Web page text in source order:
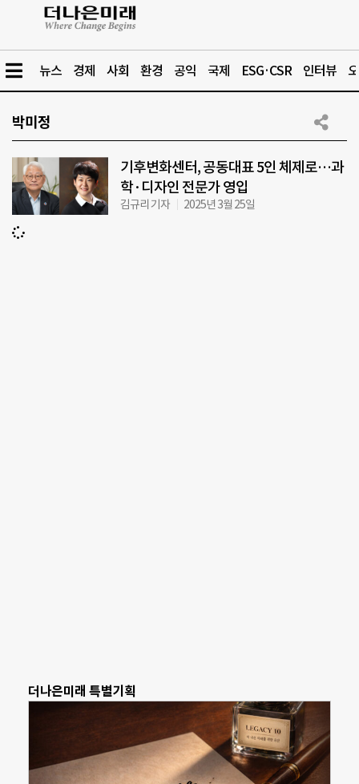
뉴스 경제 사회 환경 공익 국제 ESG·CSR 인터뷰
박미정
기후변화센터, 공동대표 5인 체제로…과
학·디자인 전문가 영입
김규리 기자 2025년 3월 25일
더나은미래 특별기획